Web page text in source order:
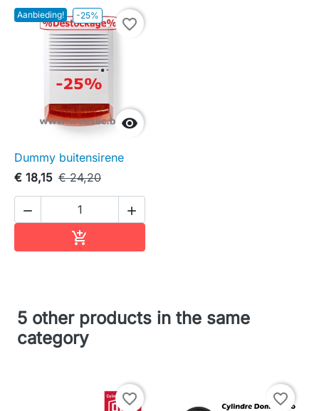
Aanbieding! -25%

favorite_border
Dummy buitensirene
€ 18,15 € 24,20
 

5 other products in the same
category
favorite_border favorite_border